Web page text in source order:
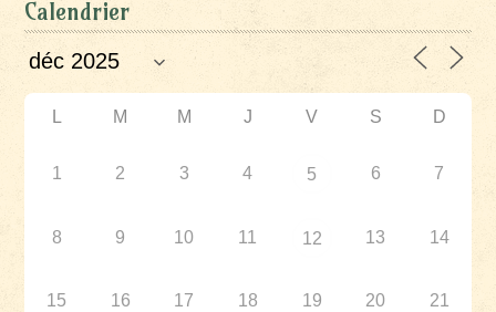
Calendrier
L M M J V S D
1 2 3 4 5 6 7
8 9 10 11 12 13 14
15 16 17 18 19 20 21